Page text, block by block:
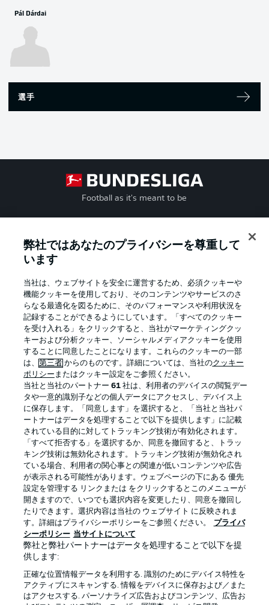
Pál Dárdai
選手
Football as it's meant to be
Official Partners
プライバシー・ポリシー 優先設定を管理する
利用条件 放送局
求人 選手
当サイトについて
弊社ではあなたのプライバシーを尊重して
います
当社は、ウェブサイトを安全に運営するため、必須クッキーや
機能クッキーを使用しており、そのコンテンツやサービスのさ
らなる最適化を図るために、そのパフォーマンスや利用状況を
記録することができるようにしています。「すべてのクッキー
を受け入れる」をクリックすると、当社がマーケティングクッ
キーおよび分析クッキー、ソーシャルメディアクッキーを使用
することに同意したことになります。これらのクッキーの一部
は、 第三者からのものです。詳細については、当社のクッキー
ポリシー またはクッキー設定をご参照ください。
当社と当社のパートナー 61社は、利用者のデバイスの閲覧デー
タや一意的識別子などの個人データにアクセスし、デバイス上
に保存します。「同意します」を選択すると、「当社と当社パ
ートナーはデータを処理することで以下を提供します」に記載
されている目的に対してトラッキング技術が有効化されます。
「すべて拒否する」を選択するか、同意を撤回すると、トラッ
キング技術は無効化されます。トラッキング技術が無効化され
ている場合、利用者の関心事との関連が低いコンテンツや広告
が表示される可能性があります。ウェブページの下にある 優先
設定を管理する リンクまたは をクリックするとこのメニューが
開きますので、いつでも選択内容を変更したり、同意を撤回し
たりできます。選択内容は当社の ウェブサイト に反映されま
す。詳細はプライバシーポリシーをご参照ください。
プライバ
シーポリシー 当サイトについて
弊社と弊社パートナーはデータを処理することで以下を提
供します:
正確な位置情報データを利用する. 識別のためにデバイス特性を
アクティブにスキャンする. 情報をデバイスに保存および／また
はアクセスする. パーソナライズ広告およびコンテンツ、広告お